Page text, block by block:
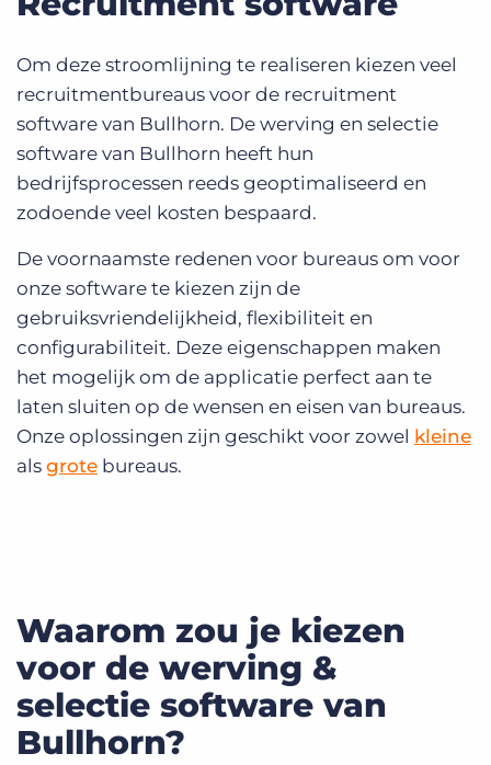
Om deze stroomlijning te realiseren kiezen veel
recruitmentbureaus voor de recruitment
software van Bullhorn. De werving en selectie
software van Bullhorn heeft hun
bedrijfsprocessen reeds geoptimaliseerd en
zodoende veel kosten bespaard.
De voornaamste redenen voor bureaus om voor
onze software te kiezen zijn de
gebruiksvriendelijkheid, flexibiliteit en
configurabiliteit. Deze eigenschappen maken
het mogelijk om de applicatie perfect aan te
laten sluiten op de wensen en eisen van bureaus.
Onze oplossingen zijn geschikt voor zowel kleine
als grote bureaus.
Waarom zou je kiezen
voor de werving &
selectie software van
Bullhorn?